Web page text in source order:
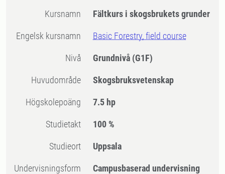
Kursnamn Fältkurs i skogsbrukets grunder
Engelsk kursnamn Basic Forestry, field course
Nivå Grundnivå (G1F)
Huvudområde Skogsbruksvetenskap
högskolepoäng 7.5 hp
Studietakt 100 %
Studieort Uppsala
Undervisningsform Campusbaserad undervisning